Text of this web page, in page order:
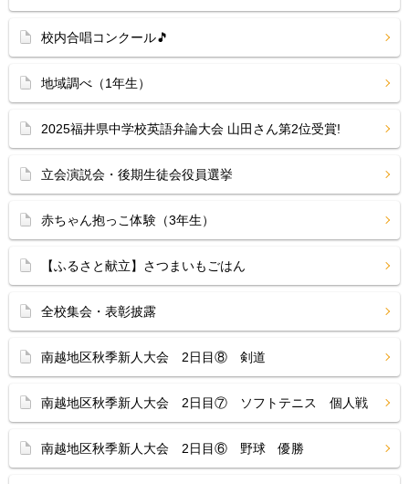
校内合唱コンクール🎵
地域調べ（1年生）
2025福井県中学校英語弁論大会 山田さん第2位受賞!
立会演説会・後期生徒会役員選挙
赤ちゃん抱っこ体験（3年生）
【ふるさと献立】さつまいもごはん
全校集会・表彰披露
南越地区秋季新人大会 2日目⑧ 剣道
南越地区秋季新人大会 2日目⑦ ソフトテニス 個人戦
南越地区秋季新人大会 2日目⑥ 野球 優勝